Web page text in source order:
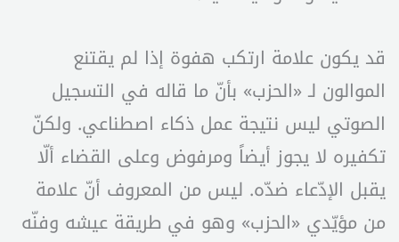
قد يكون علامة ارتكب هفوة إذا لم يقتنع
الموالون لـ «الحزب» بأنّ ما قاله في التسجيل
الصوتي ليس نتيجة عمل ذكاء اصطناعي. ولكنّ
تكفيره لا يجوز أيضاً ومرفوض وعلى القضاء ألّا
يقبل الإدّعاء ضدّه. ليس من المعروف أنّ علامة
من مؤيّدي «الحزب» وهو في طريقة عيشه وفنّه